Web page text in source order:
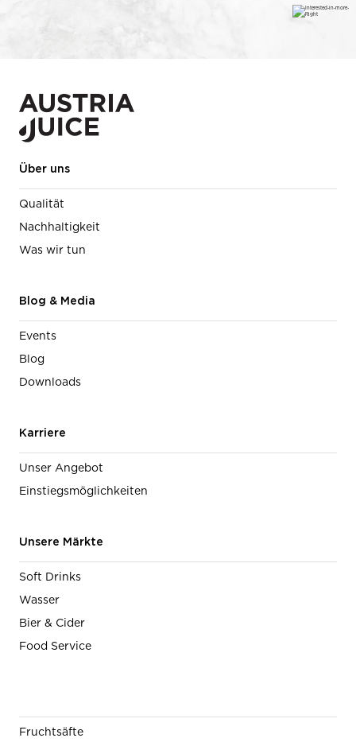
Über uns
Qualität
Nachhaltigkeit
Was wir tun
Blog & Media
Events
Blog
Downloads
Karriere
Unser Angebot
Einstiegsmöglichkeiten
Unsere Märkte
Soft Drinks
Wasser
Bier & Cider
Food Service
Fruchtsäfte